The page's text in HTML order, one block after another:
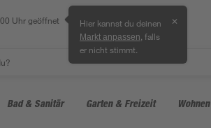
Uhr geöffnet Hier kannst du deinen
Markt anpassen , falls
er nicht stimmt.
✕
Bad & Sanitär Garten & Freizeit